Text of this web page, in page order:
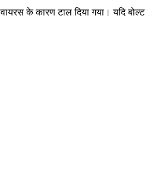
के कारण टाल दिया गया। यदि